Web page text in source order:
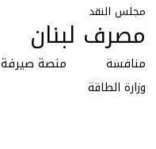
مجلس النقد
مصرف لبنان
منافسة منصة صيرفة
وزارة الطاقة